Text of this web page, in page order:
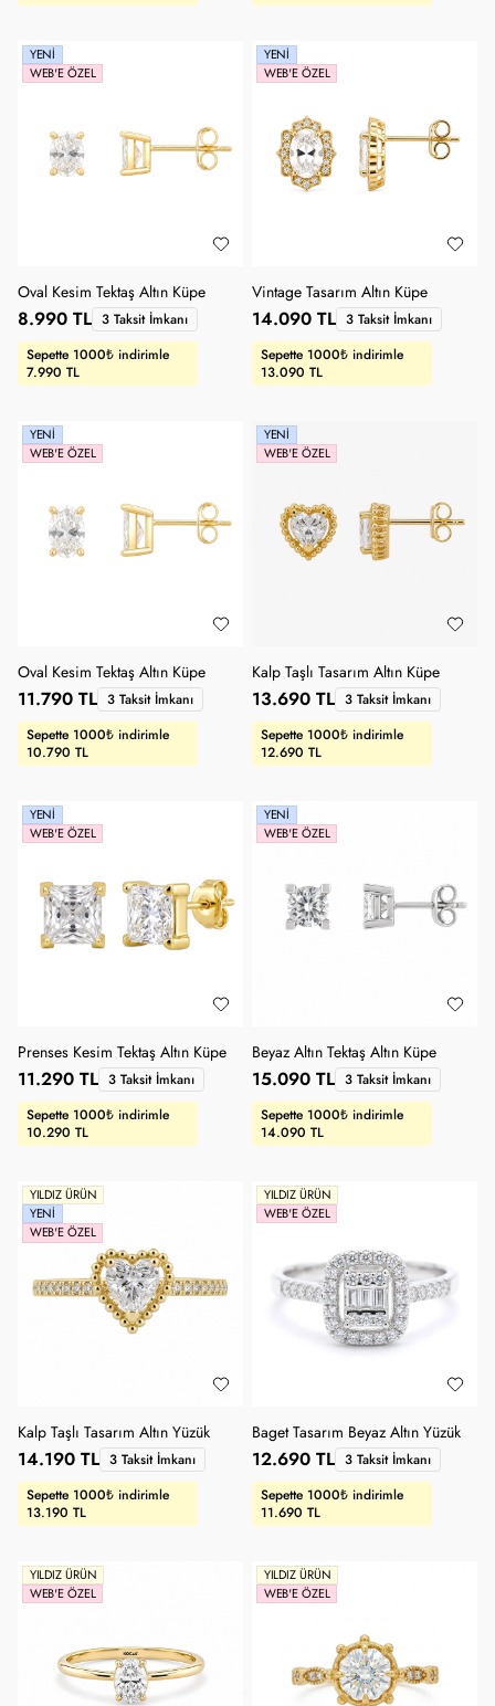
YENI
WEB'E ÖZEL
Oval Kesim Tektaş Altın Küpe
Sepette 1000₺ indirimle
7.990 TL
8.990 TL 3 Taksit İmkanı
YENI
WEB'E ÖZEL
Vintage Tasarım Altın Küpe
Sepette 1000₺ indirimle
13.090 TL
14.090 TL 3 Taksit İmkanı
YENI
WEB'E ÖZEL
Oval Kesim Tektaş Altın Küpe
Sepette 1000₺ indirimle
10.790 TL
11.790 TL 3 Taksit İmkanı
YENI
WEB'E ÖZEL
Kalp Taşlı Tasarım Altın Küpe
Sepette 1000₺ indirimle
12.690 TL
13.690 TL 3 Taksit İmkanı
YENI
WEB'E ÖZEL
Prenses Kesim Tektaş Altın Küpe
Sepette 1000₺ indirimle
10.290 TL
11.290 TL 3 Taksit İmkanı
YENI
WEB'E ÖZEL
Beyaz Altın Tektaş Altın Küpe
Sepette 1000₺ indirimle
14.090 TL
15.090 TL 3 Taksit İmkanı
YILDIZ ÜRÜN
YENI
WEB'E ÖZEL
Kalp Taşlı Tasarım Altın Yüzük
Sepette 1000₺ indirimle
13.190 TL
14.190 TL 3 Taksit İmkanı
YILDIZ ÜRÜN
WEB'E ÖZEL
Baget Tasarım Beyaz Altın Yüzük
Sepette 1000₺ indirimle
11.690 TL
12.690 TL 3 Taksit İmkanı
YILDIZ ÜRÜN
WEB'E ÖZEL
YILDIZ ÜRÜN
WEB'E ÖZEL